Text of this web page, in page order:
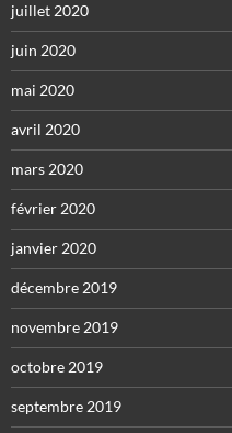
juillet 2020
juin 2020
mai 2020
avril 2020
mars 2020
février 2020
janvier 2020
décembre 2019
novembre 2019
octobre 2019
septembre 2019